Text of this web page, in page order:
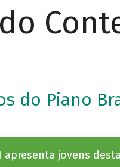
do Piano
apresenta jovens